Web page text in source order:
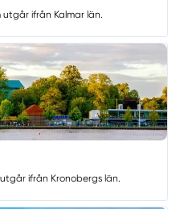
ifrån Kalmar län.
ifrån Kronobergs län.